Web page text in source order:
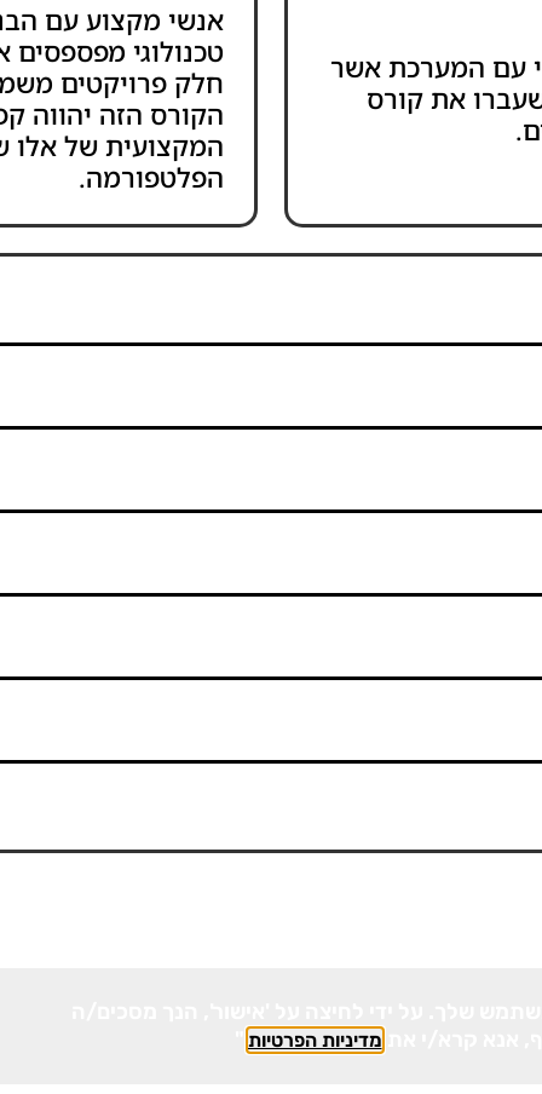
עם המערכת אשר
את קורס
אנשי מקצוע עם
טכנולוגי
חלק פרויקטים
הקורס הזה יהווה
המקצועית של אלו
הפלטפורמה.
אנא קרא/י אתמדיניות הפרטיות